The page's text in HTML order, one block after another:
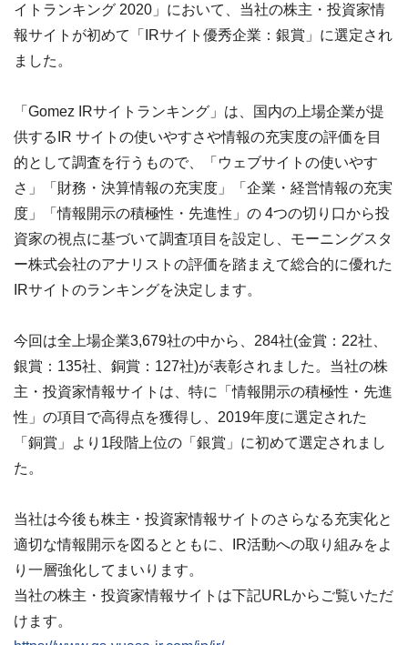
イトランキング 2020」において、当社の株主・投資家情
報サイトが初めて「IRサイト優秀企業：銀賞」に選定され
ました。
「Gomez IRサイトランキング」は、国内の上場企業が提
供するIR サイトの使いやすさや情報の充実度の評価を目
的として調査を行うもので、「ウェブサイトの使いやす
さ」「財務・決算情報の充実度」「企業・経営情報の充実
度」「情報開示の積極性・先進性」の 4つの切り口から投
資家の視点に基づいて調査項目を設定し、モーニングスタ
ー株式会社のアナリストの評価を踏まえて総合的に優れた
IRサイトのランキングを決定します。
今回は全上場企業3,679社の中から、284社(金賞：22社、
銀賞：135社、銅賞：127社)が表彰されました。当社の株
主・投資家情報サイトは、特に「情報開示の積極性・先進
性」の項目で高得点を獲得し、2019年度に選定された
「銅賞」より1段階上位の「銀賞」に初めて選定されまし
た。
当社は今後も株主・投資家情報サイトのさらなる充実化と
適切な情報開示を図るとともに、IR活動への取り組みをよ
り一層強化してまいります。
当社の株主・投資家情報サイトは下記URLからご覧いただ
けます。